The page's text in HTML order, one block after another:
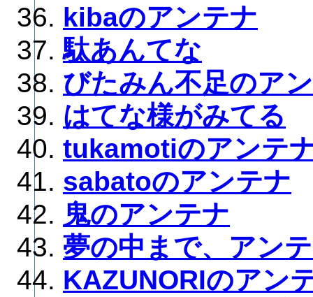
kibaのアンテナ
駄あんてな
びたみん不足のア
はてな様がみてる
tukamotiのアンテ
sabatoのアンテナ
鬼のアンテナ
夢の中まで、アン
KAZUNORIのアン